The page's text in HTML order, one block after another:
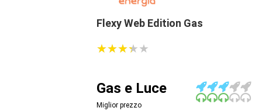
Flexy Web Edition Gas
★★★★★
★★★★★
Gas e Luce
Miglior prezzo